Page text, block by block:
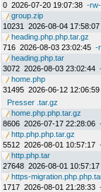
0 2026-07-20 19:07:38 -
group.zip
10231
2026-08-04 17:58:07
heading.php.php.tar.gz
716 2026-08-03 23:02:45 -
heading.php.tar
3072 2026-08-03 23:02:44
home.php
31495 2026-06-12 12:06:59
Presser .tar.gz
home.php.php.tar.gz
8606 2026-07-17 22:28:06
http.php.php.tar.gz
5512 2026-08-01 10:57:17
http.php.tar
27648 2026-08-01 10:57:17
https-
1717 2026-08-01 21:28:33